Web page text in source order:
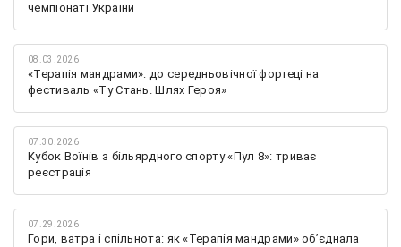
чемпіонаті України
08.03.2026
«Терапія мандрами»: до середньовічної фортеці на
фестиваль «Ту Стань. Шлях Героя»
07.30.2026
Кубок Воїнів з більярдного спорту «Пул 8»: триває
реєстрація
07.29.2026
Гори, ватра і спільнота: як «Терапія мандрами» об’єднала